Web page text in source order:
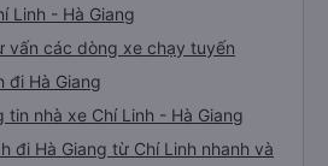
Linh - Hà Giang
vấn các dòng xe chạy tuyến
đi Hà Giang
nhà xe Chí Linh - Hà Giang
đi Hà Giang từ Chí Linh nhanh và